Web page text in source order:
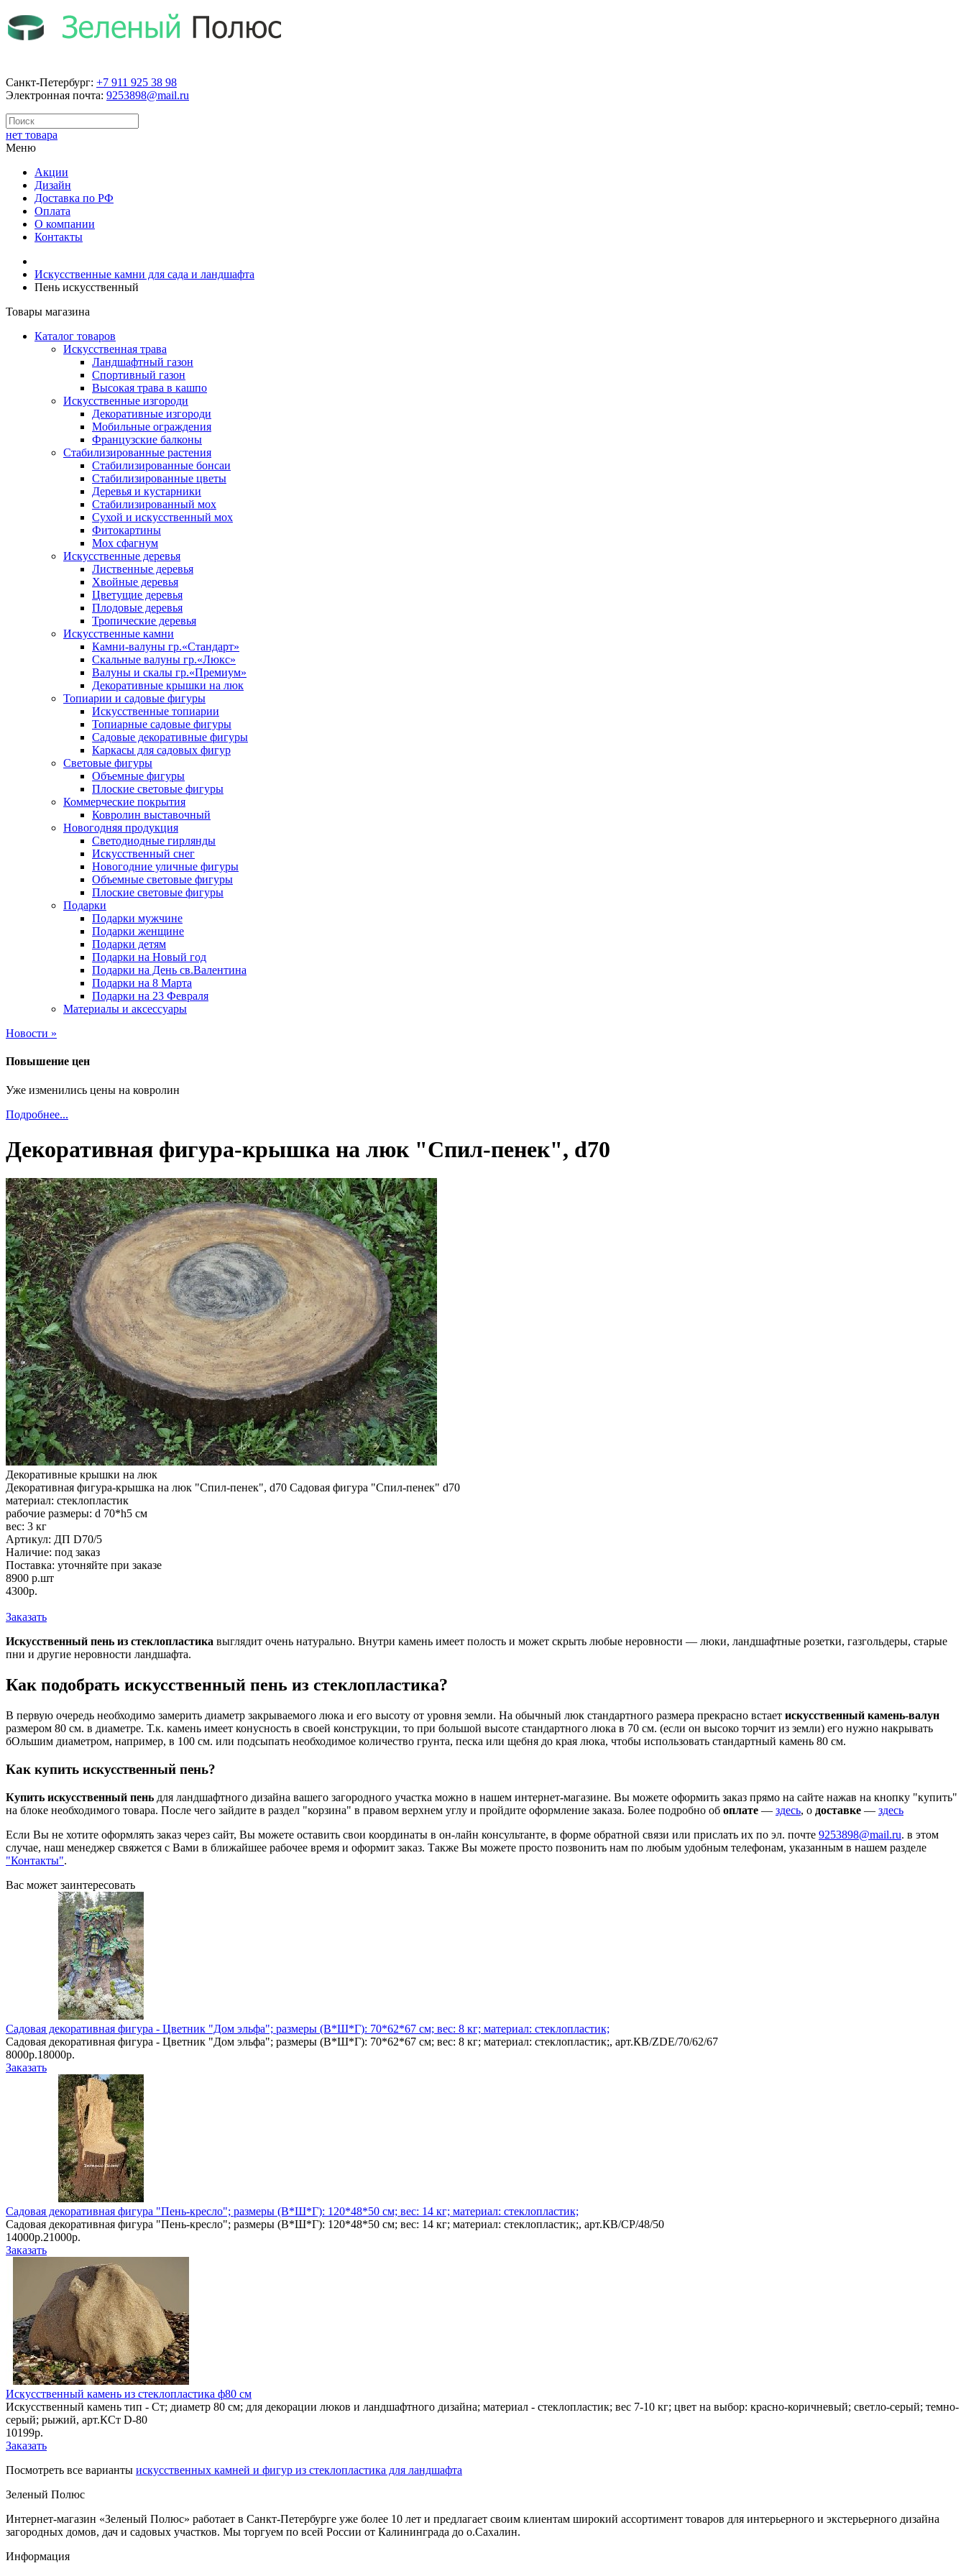
Санкт-Петербург: +7 911 925 38 98
Электронная почта: 9253898@mail.ru
нет товара
Меню
Акции
Дизайн
Доставка по РФ
Оплата
О компании
Контакты
Искусственные камни для сада и ландшафта
Пень искусственный
Товары магазина
Каталог товаров
Искусственная трава
Ландшафтный газон
Спортивный газон
Высокая трава в кашпо
Искусственные изгороди
Декоративные изгороди
Мобильные ограждения
Французские балконы
Стабилизированные растения
Стабилизированные бонсаи
Стабилизированные цветы
Деревья и кустарники
Стабилизированный мох
Сухой и искусственный мох
Фитокартины
Мох сфагнум
Искусственные деревья
Лиственные деревья
Хвойные деревья
Цветущие деревья
Плодовые деревья
Тропические деревья
Искусственные камни
Камни-валуны гр.«Стандарт»
Скальные валуны гр.«Люкс»
Валуны и скалы гр.«Премиум»
Декоративные крышки на люк
Топиарии и садовые фигуры
Искусственные топиарии
Топиарные садовые фигуры
Садовые декоративные фигуры
Каркасы для садовых фигур
Световые фигуры
Объемные фигуры
Плоские световые фигуры
Коммерческие покрытия
Ковролин выставочный
Новогодняя продукция
Светодиодные гирлянды
Искусственный снег
Новогодние уличные фигуры
Объемные световые фигуры
Плоские световые фигуры
Подарки
Подарки мужчине
Подарки женщине
Подарки детям
Подарки на Новый год
Подарки на День св.Валентина
Подарки на 8 Марта
Подарки на 23 Февраля
Материалы и аксессуары
Новости »
Повышение цен
Уже изменились цены на ковролин
Подробнее...
Декоративная фигура-крышка на люк "Спил-пенек", d70
Декоративные крышки на люк
Декоративная фигура-крышка на люк "Спил-пенек", d70 Садовая фигура "Спил-пенек" d70
материал: стеклопластик
рабочие размеры: d 70*h5 см
вес: 3 кг
Артикул: ДП D70/5
Наличие: под заказ
Поставка: уточняйте при заказе
8900 р.шт
4300р.
Заказать
Искусственный пень из стеклопластика выглядит очень натурально. Внутри камень имеет полость и может скрыть любые неровности — люки, ландшафтные розетки, газгольдеры, старые
пни и другие неровности ландшафта.
Как подобрать искусственный пень из стеклопластика?
В первую очередь необходимо замерить диаметр закрываемого люка и его высоту от уровня земли. На обычный люк стандартного размера прекрасно встает искусственный камень-валун
размером 80 см. в диаметре. Т.к. камень имеет конусность в своей конструкции, то при большой высоте стандартного люка в 70 см. (если он высоко торчит из земли) его нужно накрывать
бОльшим диаметром, например, в 100 см. или подсыпать необходимое количество грунта, песка или щебня до края люка, чтобы использовать стандартный камень 80 см.
Как купить искусственный пень?
Купить искусственный пень для ландшафтного дизайна вашего загородного участка можно в нашем интернет-магазине. Вы можете оформить заказ прямо на сайте нажав на кнопку "купить"
на блоке необходимого товара. После чего зайдите в раздел "корзина" в правом верхнем углу и пройдите оформление заказа. Более подробно об оплате — здесь, о доставке — здесь
Если Вы не хотите оформлять заказ через сайт, Вы можете оставить свои координаты в он-лайн консультанте, в форме обратной связи или прислать их по эл. почте 9253898@mail.ru. в этом
случае, наш менеджер свяжется с Вами в ближайшее рабочее время и оформит заказ. Также Вы можете просто позвонить нам по любым удобным телефонам, указанным в нашем разделе
"Контакты".
Вас может заинтересовать
Садовая декоративная фигура - Цветник "Дом эльфа"; размеры (В*Ш*Г): 70*62*67 см; вес: 8 кг; материал: стеклопластик;
Садовая декоративная фигура - Цветник "Дом эльфа"; размеры (В*Ш*Г): 70*62*67 см; вес: 8 кг; материал: стеклопластик;, арт.КВ/ZDE/70/62/67
8000р.18000р.
Заказать
Садовая декоративная фигура "Пень-кресло"; размеры (В*Ш*Г): 120*48*50 см; вес: 14 кг; материал: стеклопластик;
Садовая декоративная фигура "Пень-кресло"; размеры (В*Ш*Г): 120*48*50 см; вес: 14 кг; материал: стеклопластик;, арт.КВ/CP/48/50
14000р.21000р.
Заказать
Искусственный камень из стеклопластика ф80 см
Искусственный камень тип - Ст; диаметр 80 см; для декорации люков и ландшафтного дизайна; материал - стеклопластик; вес 7-10 кг; цвет на выбор: красно-коричневый; светло-серый; темно-
серый; рыжий, арт.КСт D-80
10199р.
Заказать
Посмотреть все варианты искусственных камней и фигур из стеклопластика для ландшафта
Зеленый Полюс
Интернет-магазин «Зеленый Полюс» работает в Санкт-Петербурге уже более 10 лет и предлагает своим клиентам широкий ассортимент товаров для интерьерного и экстерьерного дизайна
загородных домов, дач и садовых участков. Мы торгуем по всей России от Калининграда до о.Сахалин.
Информация